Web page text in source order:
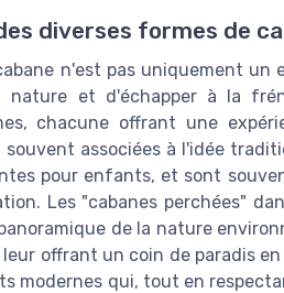
diverses formes de
n'est pas uniquement
nature et d'échapper à la
chacune offrant une
souvent associées à l'idée
pour enfants, et sont
Les "cabanes perchées"
de la nature
offrant un coin de paradis
modernes qui, tout en